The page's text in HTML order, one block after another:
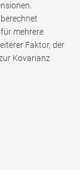
mehrere
Faktor, der
Kovarianz